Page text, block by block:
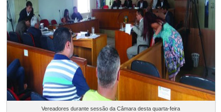
Vereadores durante sessão da Câmara desta quarta-feira